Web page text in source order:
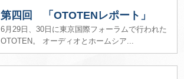
第四回 「OTOTENレポート」
6月29日、30日に東京国際フォーラムで行われた
OTOTEN。 オーディオとホームシア...